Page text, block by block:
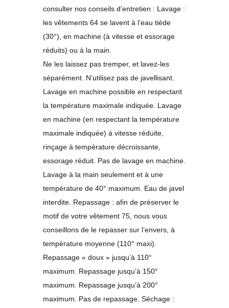
consulter nos conseils d’entretien : Lavage :
les vêtements 64 se lavent à l’eau tiède
(30°), en machine (à vitesse et essorage
réduits) ou à la main.
Ne les laissez pas tremper, et lavez-les
séparément. N’utilisez pas de javellisant.
Lavage en machine possible en respectant
la température maximale indiquée. Lavage
en machine (en respectant la température
maximale indiquée) à vitesse réduite,
rinçage à température décroissante,
essorage réduit. Pas de lavage en machine.
Lavage à la main seulement et à une
température de 40° maximum. Eau de javel
interdite. Repassage : afin de préserver le
motif de votre vêtement 75, nous vous
conseillons de le repasser sur l’envers, à
température moyenne (110° maxi).
Repassage « doux » jusqu’à 110°
maximum. Repassage jusqu’à 150°
maximum. Repassage jusqu’à 200°
maximum. Pas de repassage. Séchage :